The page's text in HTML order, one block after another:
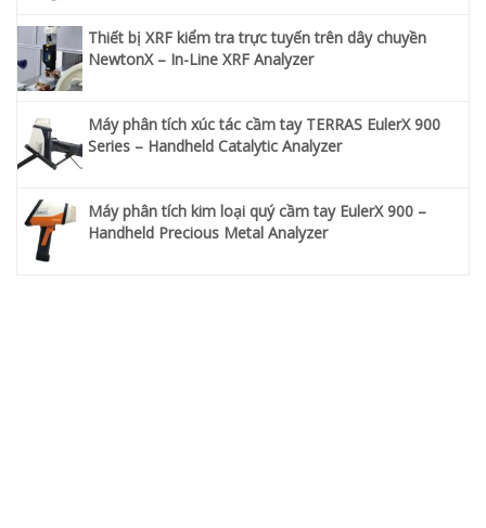
Thiết bị XRF kiểm tra trực tuyến trên dây chuyền
NewtonX – In-Line XRF Analyzer
Máy phân tích xúc tác cầm tay TERRAS EulerX 900
Series – Handheld Catalytic Analyzer
Máy phân tích kim loại quý cầm tay EulerX 900 –
Handheld Precious Metal Analyzer